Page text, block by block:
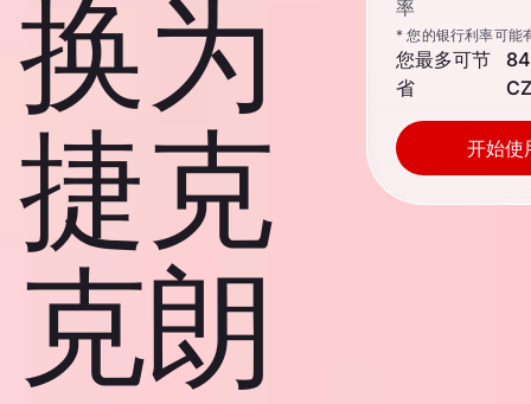
换为
捷克
克朗
率
* 您的银行利率可能
您最多可节
省
开始使